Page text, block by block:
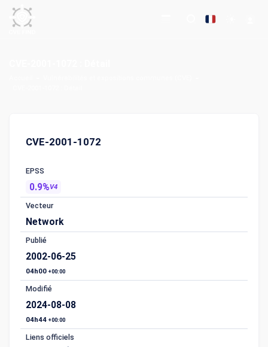
CVE-2001-1072
EPSS
0.9%V4
Vecteur
Network
Publié
2002-06-25
04h00 +00:00
Modifié
2024-08-08
04h44 +00:00
Liens officiels